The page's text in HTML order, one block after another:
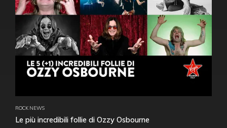
ROCK NEWS
Le più incredibili follie di Ozzy Osbourne